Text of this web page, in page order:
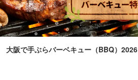
大阪で手ぶらバーベキュー（BBQ）2026